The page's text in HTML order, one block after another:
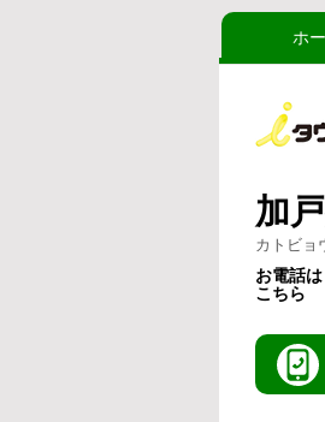
ホ
加
カトビョ
お電話は
こちら